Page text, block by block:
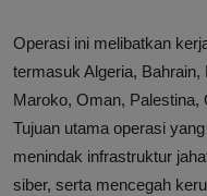
Operasi ini melibatkan
termasuk Algeria, Bahrain,
Maroko, Oman, Palestina,
Tujuan utama operasi
menindak infrastruktur
siber, serta mencegah